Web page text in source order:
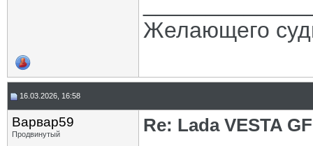
Желающего
16.03.2026, 16:58
Варвар59
Продвинутый
Re: Lada VESTA